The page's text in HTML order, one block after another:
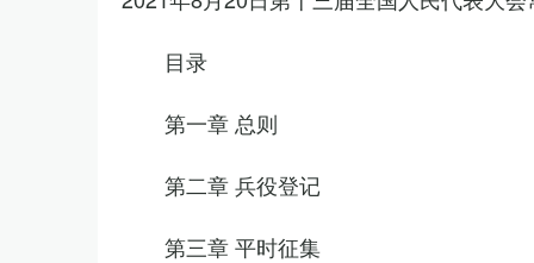
目录
第一章 总则
第二章 兵役登记
第三章 平时征集